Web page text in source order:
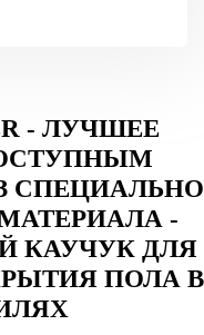
- ЛУЧШЕЕ
СПЕЦИАЛЬНО
-
КАУЧУК ДЛЯ
ПОЛА В